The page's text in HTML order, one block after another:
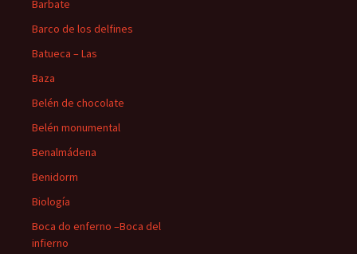
Barbate
Barco de los delfines
Batueca – Las
Baza
Belén de chocolate
Belén monumental
Benalmádena
Benidorm
Biología
Boca do enferno –Boca del
infierno